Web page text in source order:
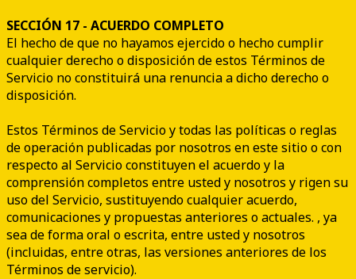
SECCIÓN 17 - ACUERDO COMPLETO
El hecho de que no hayamos ejercido o hecho cumplir
cualquier derecho o disposición de estos Términos de
Servicio no constituirá una renuncia a dicho derecho o
disposición.
Estos Términos de Servicio y todas las políticas o reglas
de operación publicadas por nosotros en este sitio o con
respecto al Servicio constituyen el acuerdo y la
comprensión completos entre usted y nosotros y rigen su
uso del Servicio, sustituyendo cualquier acuerdo,
comunicaciones y propuestas anteriores o actuales. , ya
sea de forma oral o escrita, entre usted y nosotros
(incluidas, entre otras, las versiones anteriores de los
Términos de servicio).